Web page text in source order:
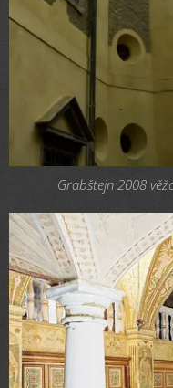
Grabštejn 2008